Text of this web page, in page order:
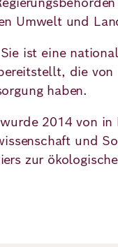
Umwelt und
ist eine
die
haben.
2014 von in
und
zur